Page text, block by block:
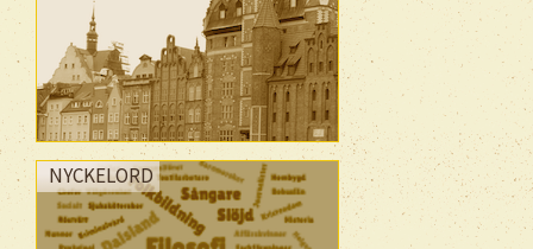
NYCKELORD